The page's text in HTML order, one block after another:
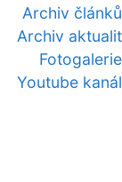
Archiv článků
Archiv aktualit
Fotogalerie
Youtube kanál